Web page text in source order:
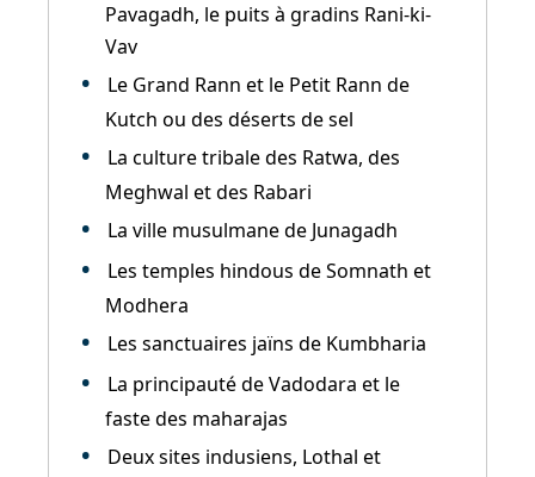
Pavagadh, le puits à gradins Rani-ki-
Vav
Le Grand Rann et le Petit Rann de
Kutch ou des déserts de sel
La culture tribale des Ratwa, des
Meghwal et des Rabari
La ville musulmane de Junagadh
Les temples hindous de Somnath et
Modhera
Les sanctuaires jaïns de Kumbharia
La principauté de Vadodara et le
faste des maharajas
Deux sites indusiens, Lothal et